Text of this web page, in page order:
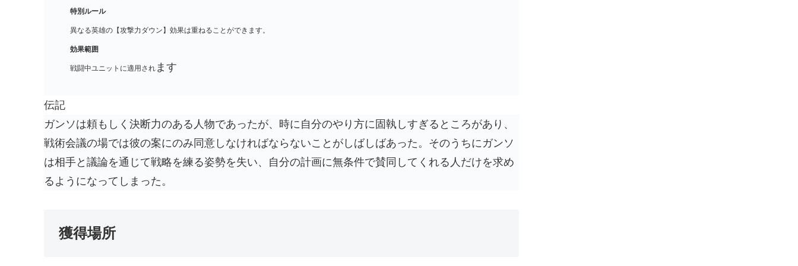
特別ルール
異なる英雄の【攻撃力ダウン】効果は重ねることができます。
効果範囲
戦闘中ユニットに適用されます
伝記
ガンソは頼もしく決断力のある人物であったが、時に自分のやり方に固執しすぎるところがあり、
戦術会議の場では彼の案にのみ同意しなければならないことがしばしばあった。そのうちにガンソ
は相手と議論を通じて戦略を練る姿勢を失い、自分の計画に無条件で賛同してくれる人だけを求め
るようになってしまった。
獲得場所